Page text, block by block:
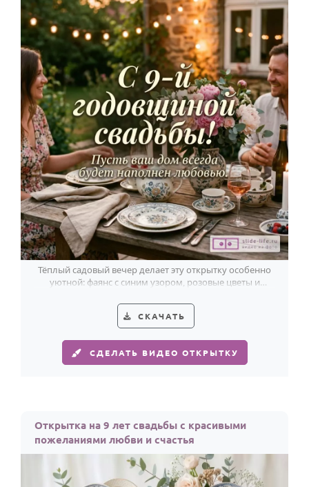
Тёплый садовый вечер делает эту открытку особенно
уютной: фаянс с синим узором, розовые цветы и
СКАЧАТЬ
СДЕЛАТЬ ВИДЕО ОТКРЫТКУ
Открытка на 9 лет свадьбы с красивыми
пожеланиями любви и счастья